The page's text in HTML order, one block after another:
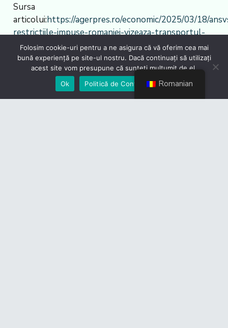
Sursa
articolui:https://agerpres.ro/economic/2025/03/18/
restrictiile-impuse-romaniei-vizeaza-transportul-
animalelor-vii-din-zonele-afectate-de-pesta—
1432183
Romanian
Folosim cookie-uri pentru a ne asigura că vă oferim cea mai
bună experiență pe site-ul nostru. Dacă continuați să utilizați
acest site vom presupune că sunteți mulțumit de el.
Ok
Politică de Confidențialiate